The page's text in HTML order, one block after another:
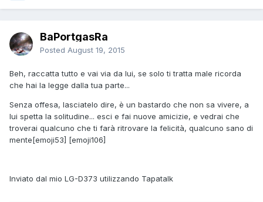
BaPortgasRa
Posted August 19, 2015
Beh, raccatta tutto e vai via da lui, se solo ti tratta male ricorda
che hai la legge dalla tua parte...
Senza offesa, lasciatelo dire, è un bastardo che non sa vivere, a
lui spetta la solitudine... esci e fai nuove amicizie, e vedrai che
troverai qualcuno che ti farà ritrovare la felicità, qualcuno sano di
mente[emoji53] [emoji106]
Inviato dal mio LG-D373 utilizzando Tapatalk